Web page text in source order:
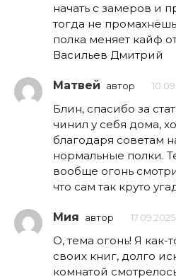
начать с замеров и
тогда не
полка меняет кайф
Васильев Дмитрий
Матвей автор
Блин, спасибо за
чинил у себя дома,
благодаря советам
нормальные полки.
вообще огонь
что сам так круто
Мия автор
О, тема огонь! Я как-
своих книг, долго
комнатой